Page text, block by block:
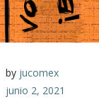
by jucomex
junio 2, 2021